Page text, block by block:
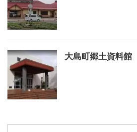
大島町郷土資料館